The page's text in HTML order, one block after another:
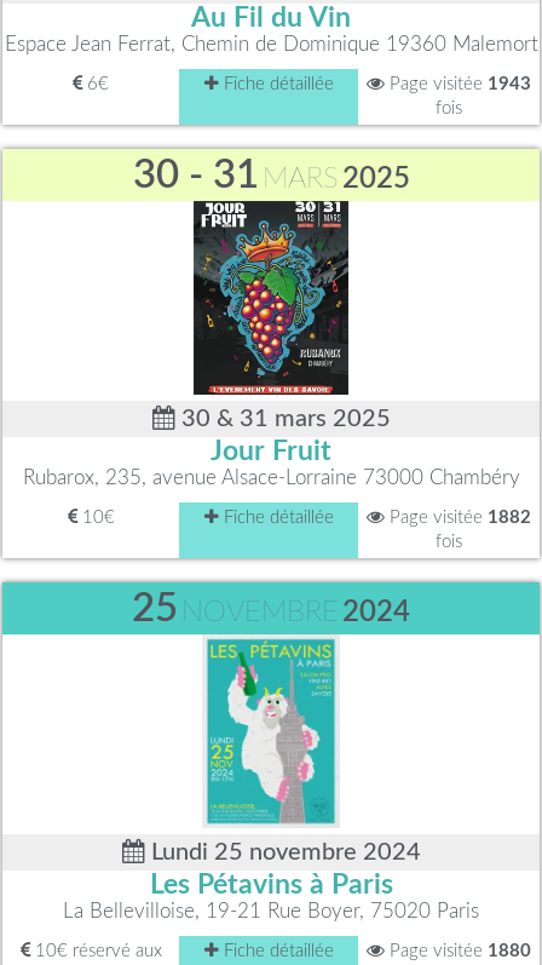
Au Fil du Vin
Espace Jean Ferrat, Chemin de Dominique 19360 Malemort
6€ Fiche détaillée Page visitée 1943
fois
30 - 31 MARS 2025
30 & 31 mars 2025
Jour Fruit
Rubarox, 235, avenue Alsace-Lorraine 73000 Chambéry
10€ Fiche détaillée Page visitée 1882
fois
25 NOVEMBRE 2024
Lundi 25 novembre 2024
Les Pétavins à Paris
La Bellevilloise, 19-21 Rue Boyer, 75020 Paris
10€ réservé aux
Fiche détaillée Page visitée 1880